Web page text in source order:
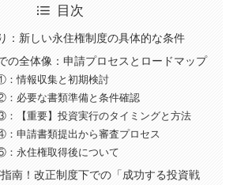
目次
：新しい永住権制度の具体的な条件
の全体像：申請プロセスとロードマップ
：情報収集と初期検討
：必要な書類準備と条件確認
：【重要】投資実行のタイミングと方法
：申請書類提出から審査プロセス
：永住権取得後について
南！改正制度下での「成功する投資戦